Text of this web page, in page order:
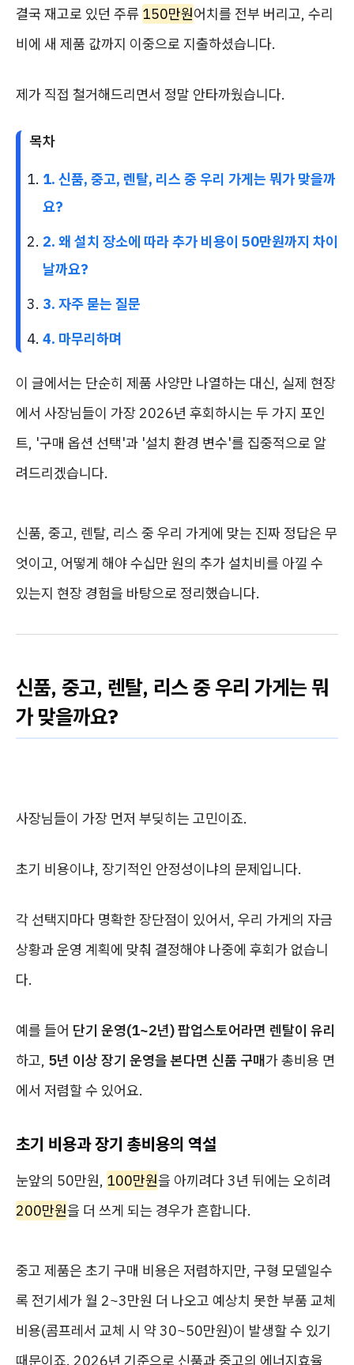
결국 재고로 있던 주류 150만원어치를 전부 버리고, 수리
비에 새 제품 값까지 이중으로 지출하셨습니다.
제가 직접 철거해드리면서 정말 안타까웠습니다.
목차
1. 신품, 중고, 렌탈, 리스 중 우리 가게는 뭐가 맞을까
요?
2. 왜 설치 장소에 따라 추가 비용이 50만원까지 차이
날까요?
3. 자주 묻는 질문
4. 마무리하며
이 글에서는 단순히 제품 사양만 나열하는 대신, 실제 현장
에서 사장님들이 가장 2026년 후회하시는 두 가지 포인
트, '구매 옵션 선택'과 '설치 환경 변수'를 집중적으로 알
려드리겠습니다.
신품, 중고, 렌탈, 리스 중 우리 가게에 맞는 진짜 정답은 무
엇이고, 어떻게 해야 수십만 원의 추가 설치비를 아낄 수
있는지 현장 경험을 바탕으로 정리했습니다.
신품, 중고, 렌탈, 리스 중 우리 가게는 뭐
가 맞을까요?
사장님들이 가장 먼저 부딪히는 고민이죠.
초기 비용이냐, 장기적인 안정성이냐의 문제입니다.
각 선택지마다 명확한 장단점이 있어서, 우리 가게의 자금
상황과 운영 계획에 맞춰 결정해야 나중에 후회가 없습니
다.
예를 들어 단기 운영(1~2년) 팝업스토어라면 렌탈이 유리
하고, 5년 이상 장기 운영을 본다면 신품 구매가 총비용 면
에서 저렴할 수 있어요.
초기 비용과 장기 총비용의 역설
눈앞의 50만원, 100만원을 아끼려다 3년 뒤에는 오히려
200만원을 더 쓰게 되는 경우가 흔합니다.
중고 제품은 초기 구매 비용은 저렴하지만, 구형 모델일수
록 전기세가 월 2~3만원 더 나오고 예상치 못한 부품 교체
비용(콤프레서 교체 시 약 30~50만원)이 발생할 수 있기
때문이죠. 2026년 기준으로 신품과 중고의 에너지효율